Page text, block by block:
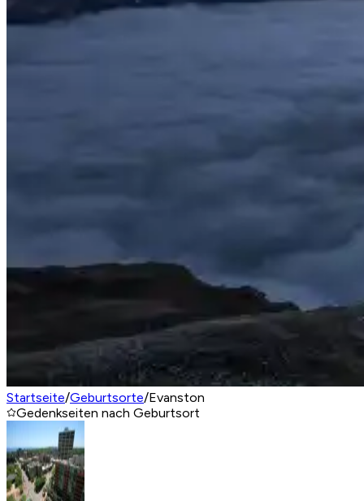
Startseite/Geburtsorte/Evanston
Gedenkseiten nach Geburtsort